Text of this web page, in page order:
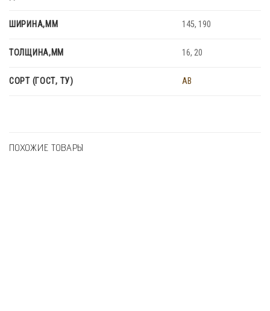
ШИРИНА,ММ 145, 190
ТОЛЩИНА,ММ 16, 20
СОРТ (ГОСТ, ТУ) AB
ПОХОЖИЕ ТОВАРЫ